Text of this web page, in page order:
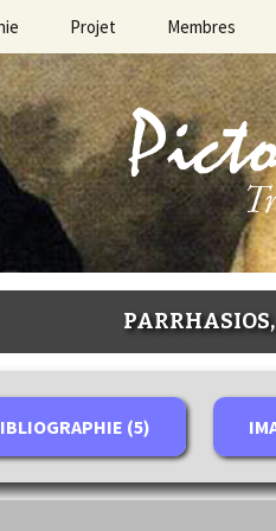
Projet Membres
PARRHASIOS,
(5)